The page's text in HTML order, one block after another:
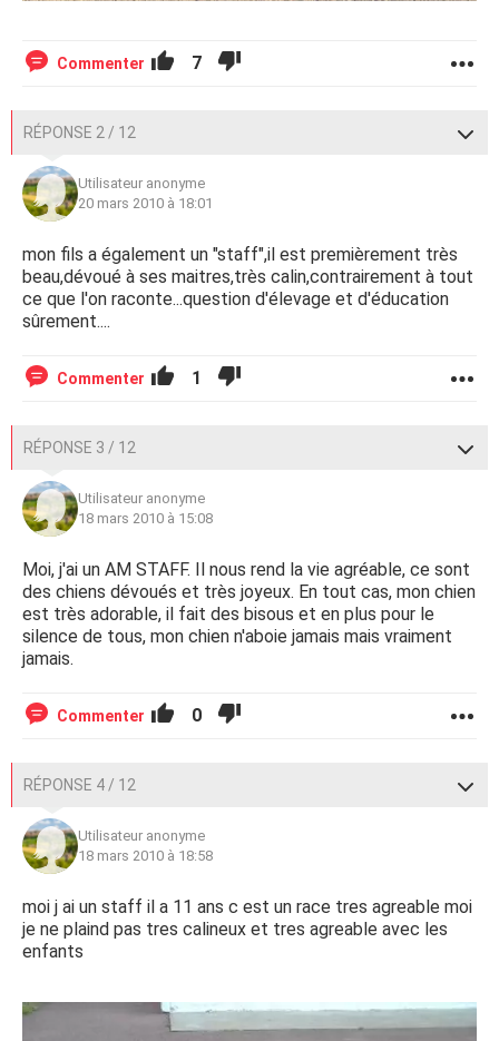
Commenter 7
RÉPONSE 2 / 12
Utilisateur anonyme
20 mars 2010 à 18:01
mon fils a également un "staff",il est premièrement très
beau,dévoué à ses maitres,très calin,contrairement à tout
ce que l'on raconte...question d'élevage et d'éducation
sûrement....
Commenter 1
RÉPONSE 3 / 12
Utilisateur anonyme
18 mars 2010 à 15:08
Moi, j'ai un AM STAFF. Il nous rend la vie agréable, ce sont
des chiens dévoués et très joyeux. En tout cas, mon chien
est très adorable, il fait des bisous et en plus pour le
silence de tous, mon chien n'aboie jamais mais vraiment
jamais.
Commenter 0
RÉPONSE 4 / 12
Utilisateur anonyme
18 mars 2010 à 18:58
moi j ai un staff il a 11 ans c est un race tres agreable moi
je ne plaind pas tres calineux et tres agreable avec les
enfants